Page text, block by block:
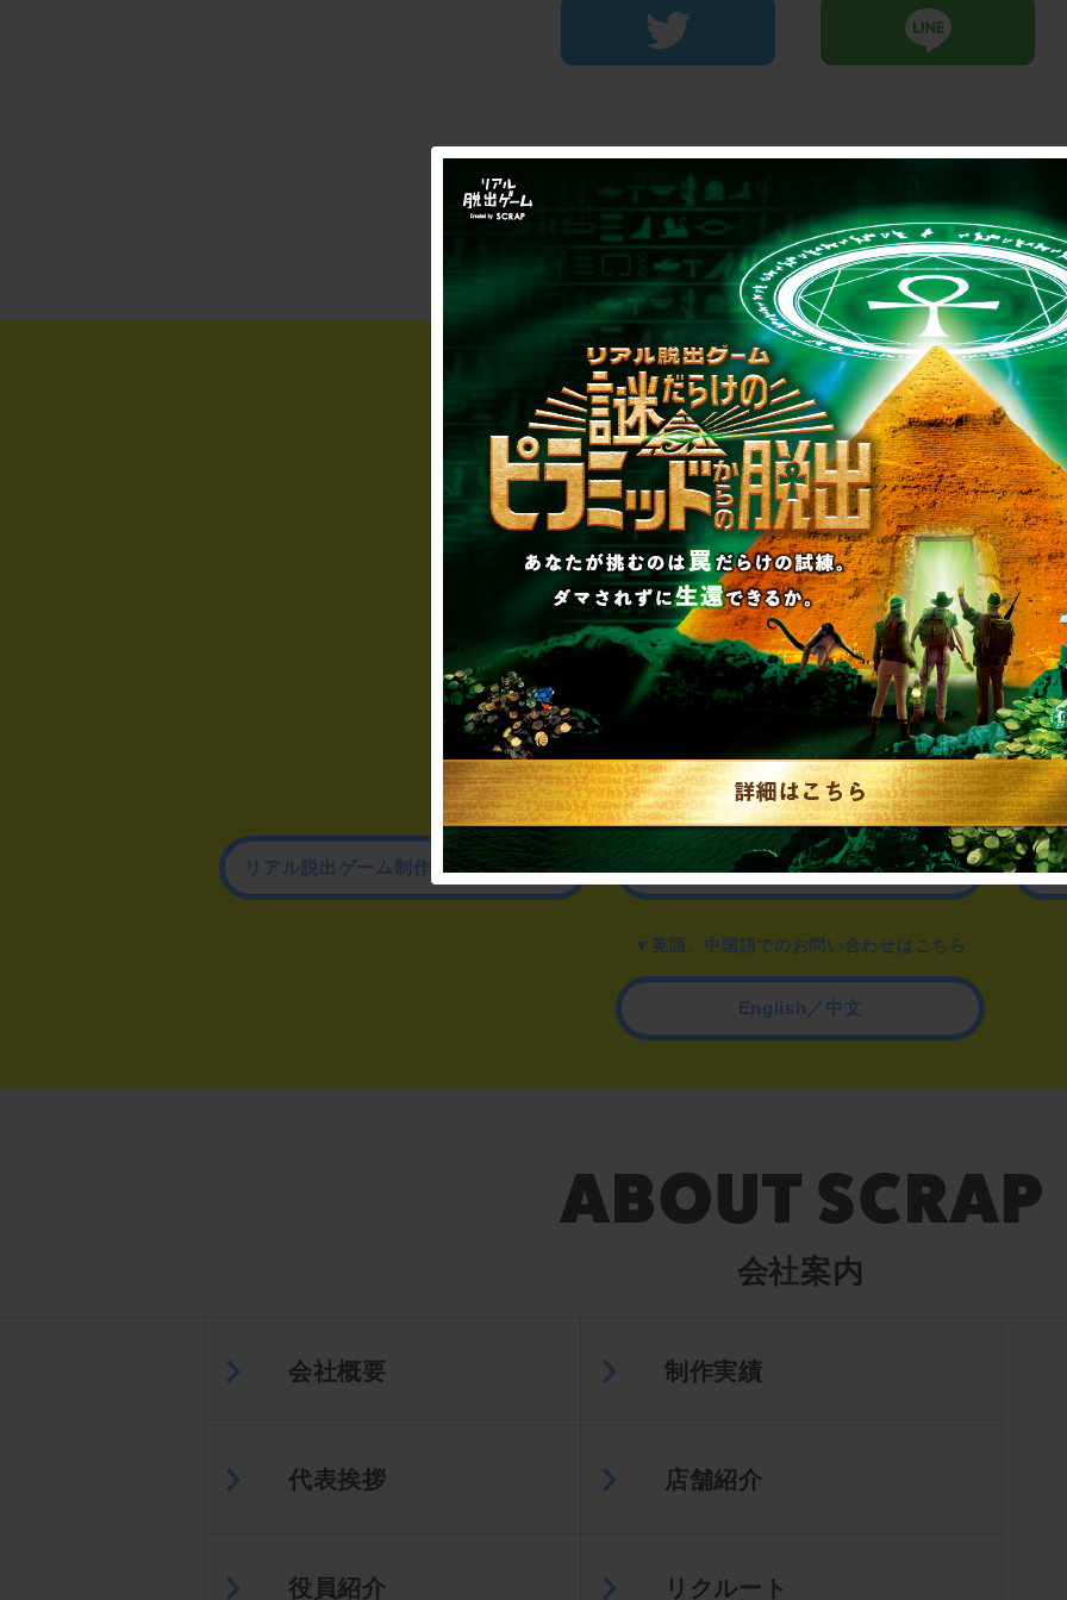
制作のご相談、コラボレーションなど、
お気軽にお問い合わせください。
▼一般のお客様はこちら
公演内容、チケットのお問い合わせ
▼企業／法人の方はこちら
リアル脱出ゲーム制作のお問い合わせ 取材に関するお問い合わせ
▼英語、中国語でのお問い合わせはこちら
English／中文
会社案内
会社概要 制作実績
代表挨拶 店舗紹介
役員紹介 リクルート